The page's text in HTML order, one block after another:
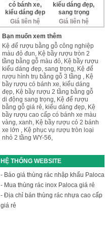
có bánh xe,
kiểu dáng đẹp
Giá liên hệ
kiểu dáng đẹp,
sang trọng
Giá liên hệ
Bạn muốn xem thêm
Kệ để rượu bằng gỗ công nghiệp
màu đỏ đun, Kệ bầy rượu tròn 2
tầng bằng gỗ màu đỏ, Kệ bầy rượu
kiểu dáng đẹp, sang trọng, Kệ để
rượu hình trụ bằng gỗ 3 tầng , Kệ
bầy rượu có bánh xe, kiểu dáng
đẹp, Kệ bầy rượu 2 tầng bằng gỗ
di động sang trọng, Kệ để rượu
bằng gỗ giá rẻ, kiểu dáng đẹp, Kệ
bầy rượu cao cấp có bánh xe màu
vàng, xanh, Kệ bầy rượu có 2 bánh
xe lớn , Kệ phục vụ rượu tròn loại
nhỏ 2 tầng WY-56,
HỆ THỐNG WEBSITE
- Báo giá thùng rác nhập khẩu Paloca
- Mua thùng rác inox Paloca giá rẻ
- Địa chỉ bán thùng rác nhựa cao cấp
giá rẻ